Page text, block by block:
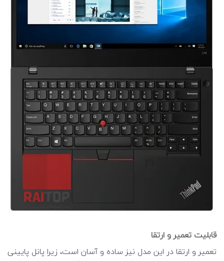
قابلیت تعمیر و ارتقا
تعمیر و ارتقا در این مدل نیز ساده و آسان است، زیرا پانل پایینی